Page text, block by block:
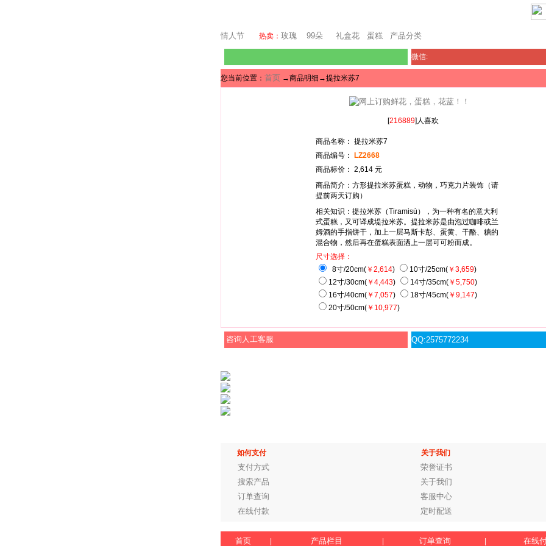
情人节 热卖： 玫瑰 99朵 礼盒花 蛋糕 产品分类
微信:
您当前位置： 首页 →商品明细→提拉米苏7
[216889]人喜欢
商品名称： 提拉米苏7
商品编号：
LZ2668
商品标价： 2,614 元
商品简介：方形提拉米苏蛋糕，动物，巧克力片装饰（请
提前两天订购）
相关知识：提拉米苏（Tiramisù），为一种有名的意大利
式蛋糕，又可译成堤拉米苏。提拉米苏是由泡过咖啡或兰
姆酒的手指饼干，加上一层马斯卡彭、蛋黄、干酪、糖的
混合物，然后再在蛋糕表面洒上一层可可粉而成。
尺寸选择：
8寸/20cm( ￥2,614) 10寸/25cm( ￥3,659)
12寸/30cm( ￥4,443) 14寸/35cm( ￥5,750)
16寸/40cm( ￥7,057) 18寸/45cm( ￥9,147)
20寸/50cm( ￥10,977)
咨询人工客服 QQ:2575772234
如何支付 关于我们
支付方式
荣誉证书
搜索产品
关于我们
订单查询
客服中心
在线付款
定时配送
首页 产品栏目 订单查询 在线